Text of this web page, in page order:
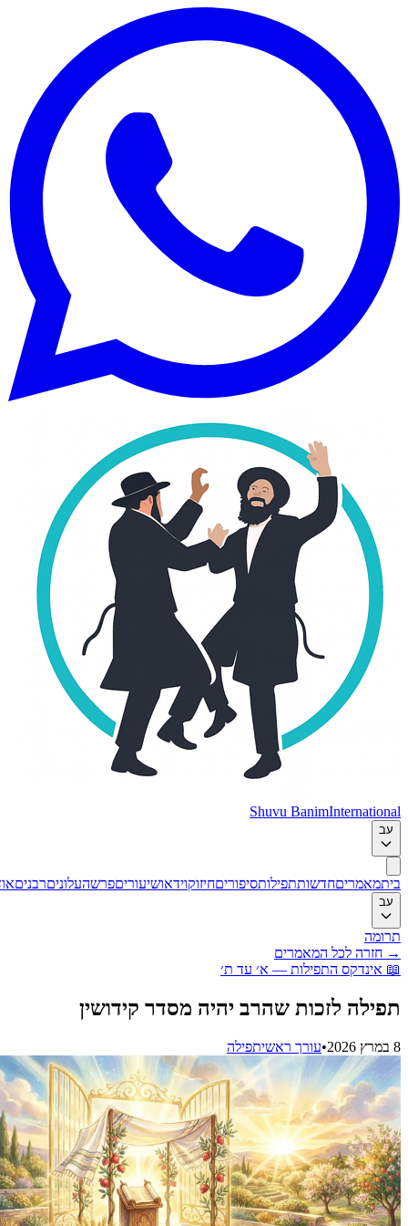
Shuvu Banim
מאמריםחדשותתפילותסיפוריםחיזוקוידאושיעוריםפרשהעלוניםרבניםאודות
חזרה לכל המאמרים
אינדקס התפילות — א׳ עד ת׳
לזכות שהרב יהיה מסדר קידושין
•עורך ראשיתפילה